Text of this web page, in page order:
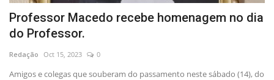
Professor Macedo recebe homenagem no dia
do Professor.
Redação Oct 15, 2023 0
Amigos e colegas que souberam do passamento neste sábado (14), do